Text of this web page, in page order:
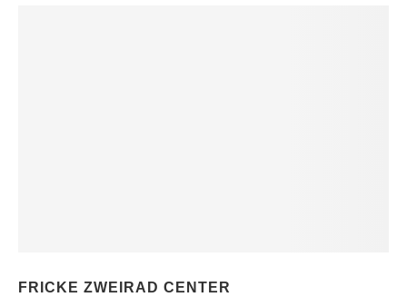
FRICKE ZWEIRAD CENTER